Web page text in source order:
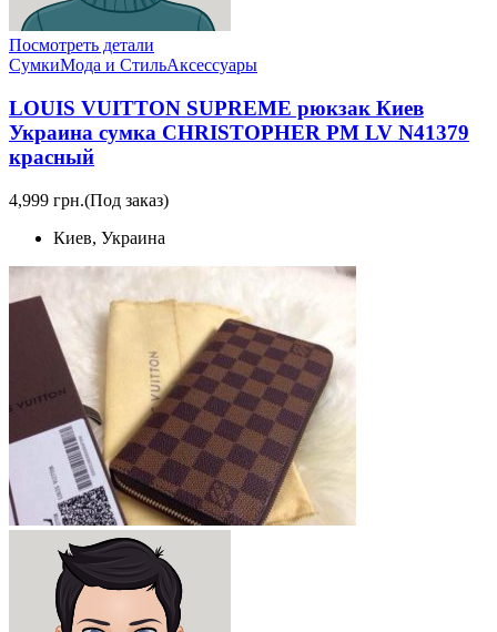
Посмотреть детали
СумкиМода и СтильАксессуары
LOUIS VUITTON SUPREME рюкзак Киев
Украина сумка CHRISTOPHER PM LV N41379
красный
4,999 грн.(Под заказ)
Киев, Украина